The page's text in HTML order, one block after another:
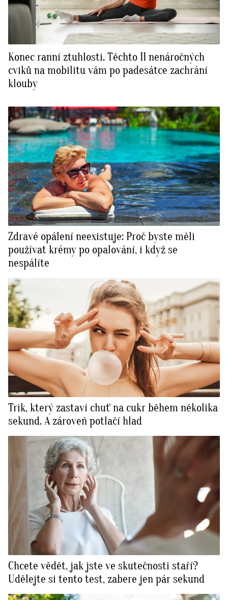
Konec ranní ztuhlosti. Těchto 11 nenáročných
cviků na mobilitu vám po padesátce zachrání
klouby
Zdravé opálení neexistuje: Proč byste měli
používat krémy po opalování, i když se
nespálíte
Trik, který zastaví chuť na cukr během několika
sekund. A zároveň potlačí hlad
Chcete vědět, jak jste ve skutečnosti staří?
Udělejte si tento test, zabere jen pár sekund